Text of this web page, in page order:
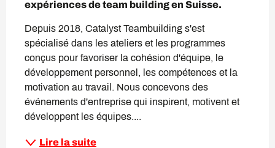
expériences de team building en Suisse.
Depuis 2018, Catalyst Teambuilding s'est
spécialisé dans les ateliers et les programmes
conçus pour favoriser la cohésion d'équipe, le
développement personnel, les compétences et la
motivation au travail. Nous concevons des
événements d'entreprise qui inspirent, motivent et
développent les équipes....
Lire la suite